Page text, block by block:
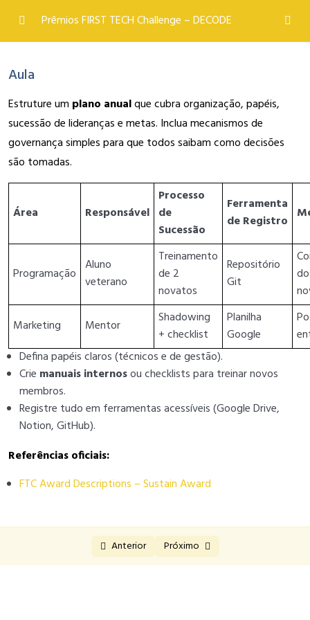
Prêmio Conexão (Connect Award)
Prêmio Alcance (Reach Award)
Prêmio Sustentação (Sustain Award) 0/4
Fundamentos do Prêmio Sustentação (Sustain Award)
Planejamento e Governança da Equipe
Finanças e Sustentabilidade
Prêmio Inovação (Innovate Award) 0/4
Prêmio Controle (Control Award) 0/4
Prêmio Design (Design Award) 0/4
Prêmios de Aliança (Alliance Awards)
Prêmio Bússola (Compass Award – Mentor)
Prêmios FIRST TECH Challenge – DECODE
Aula
Estruture um plano anualque cubra organização, papéis,
sucessão de lideranças e metas. Inclua mecanismos de
governança simples para que todos saibam como decisões
são tomadas.
Área Responsável
Processo
de
Sucessão
Ferramenta
de Registro
Programação Aluno
veterano
Treinamento
de 2
novatos
Repositório
Git
Marketing
Mentor
Shadowing
+ checklist
Planilha
Google
Defina papéis claros (técnicos e de gestão).
Crie manuais internosou checklists para treinar novos
membros.
Registre tudo em ferramentas acessíveis (Google Drive,
Notion, GitHub).
Referências oficiais:
FTC Award Descriptions – Sustain Award
Anterior Próximo